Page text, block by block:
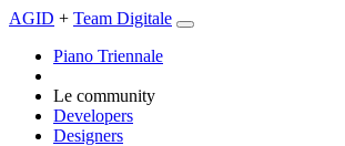
AGID + Team Digitale
Piano Triennale
Le community
Developers
Designers